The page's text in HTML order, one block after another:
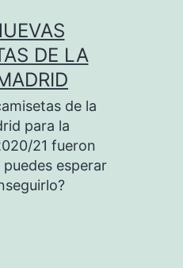
DE LA
de la
para la
21 fueron
esperar